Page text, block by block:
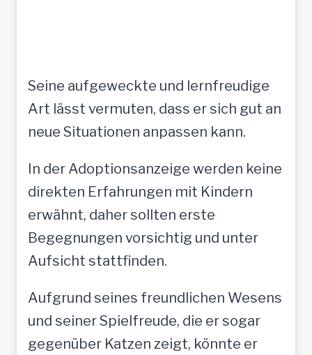
Seine aufgeweckte und lernfreudige
Art lässt vermuten, dass er sich gut an
neue Situationen anpassen kann.
In der Adoptionsanzeige werden keine
direkten Erfahrungen mit Kindern
erwähnt, daher sollten erste
Begegnungen vorsichtig und unter
Aufsicht stattfinden.
Aufgrund seines freundlichen Wesens
und seiner Spielfreude, die er sogar
gegenüber Katzen zeigt, könnte er